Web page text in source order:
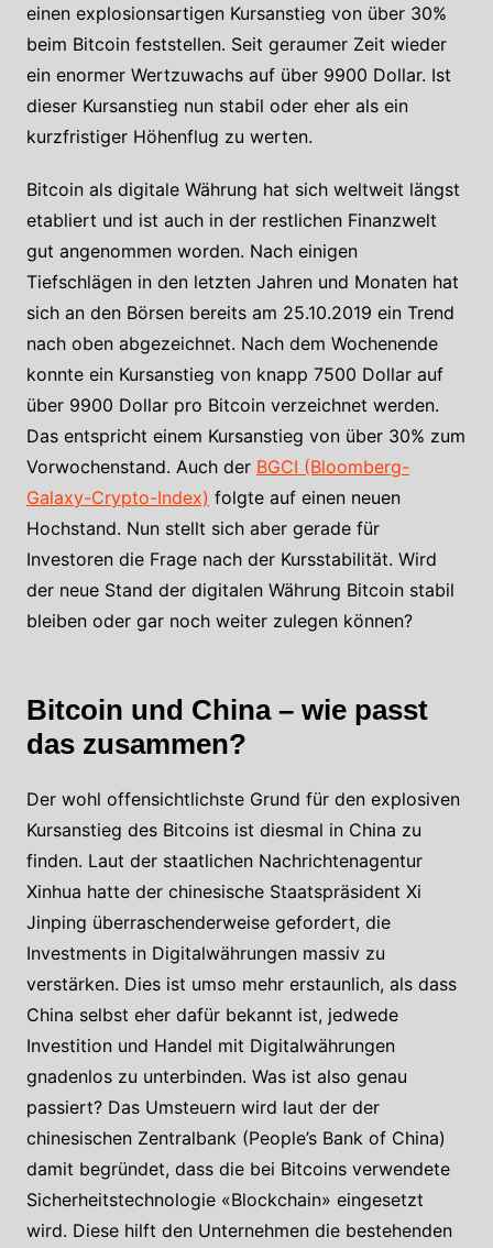
einen explosionsartigen Kursanstieg von über 30%
beim Bitcoin feststellen. Seit geraumer Zeit wieder
ein enormer Wertzuwachs auf über 9900 Dollar. Ist
dieser Kursanstieg nun stabil oder eher als ein
kurzfristiger Höhenflug zu werten.
Bitcoin als digitale Währung hat sich weltweit längst
etabliert und ist auch in der restlichen Finanzwelt
gut angenommen worden. Nach einigen
Tiefschlägen in den letzten Jahren und Monaten hat
sich an den Börsen bereits am 25.10.2019 ein Trend
nach oben abgezeichnet. Nach dem Wochenende
konnte ein Kursanstieg von knapp 7500 Dollar auf
über 9900 Dollar pro Bitcoin verzeichnet werden.
Das entspricht einem Kursanstieg von über 30% zum
Vorwochenstand. Auch der BGCI (Bloomberg-
Galaxy-Crypto-Index) folgte auf einen neuen
Hochstand. Nun stellt sich aber gerade für
Investoren die Frage nach der Kursstabilität. Wird
der neue Stand der digitalen Währung Bitcoin stabil
bleiben oder gar noch weiter zulegen können?
Bitcoin und China – wie passt
das zusammen?
Der wohl offensichtlichste Grund für den explosiven
Kursanstieg des Bitcoins ist diesmal in China zu
finden. Laut der staatlichen Nachrichtenagentur
Xinhua hatte der chinesische Staatspräsident Xi
Jinping überraschenderweise gefordert, die
Investments in Digitalwährungen massiv zu
verstärken. Dies ist umso mehr erstaunlich, als dass
China selbst eher dafür bekannt ist, jedwede
Investition und Handel mit Digitalwährungen
gnadenlos zu unterbinden. Was ist also genau
passiert? Das Umsteuern wird laut der der
chinesischen Zentralbank (People’s Bank of China)
damit begründet, dass die bei Bitcoins verwendete
Sicherheitstechnologie «Blockchain» eingesetzt
wird. Diese hilft den Unternehmen die bestehenden